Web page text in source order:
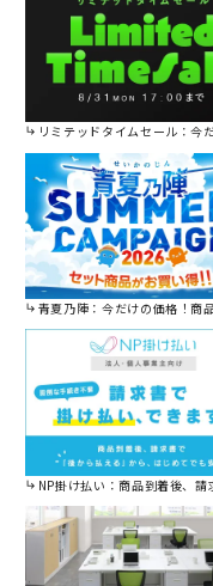
リミテッドタイムセール：今だけの限定
青夏乃陣：今だけの価格！商品限定セール開催
NP掛け払い：商品到着後、請求書で後から